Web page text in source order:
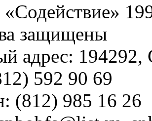
защищены
адрес: 194292,
592 90 69
(812) 985 16 26